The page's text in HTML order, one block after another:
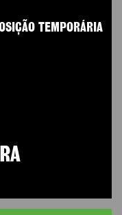
TEMPORÁRIA